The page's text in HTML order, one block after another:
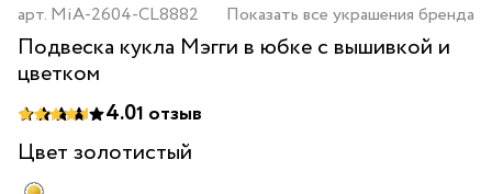
арт. MiA-2604-CL8882 Показать все украшения бренда
Подвеска кукла Мэгги в юбке с вышивкой и
цветком
4.01 отзыв
Цвет золотистый